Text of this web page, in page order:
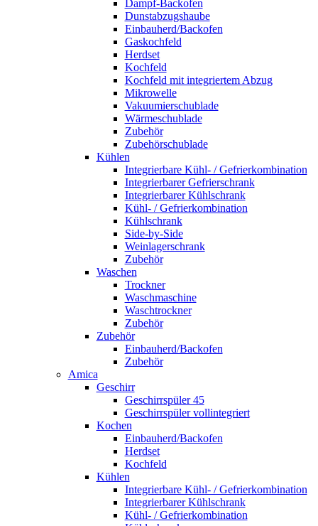
Dampf-Backofen
Dunstabzugshaube
Einbauherd/Backofen
Gaskochfeld
Herdset
Kochfeld
Kochfeld mit integriertem Abzug
Mikrowelle
Vakuumierschublade
Wärmeschublade
Zubehör
Zubehörschublade
Kühlen
Integrierbare Kühl- / Gefrierkombination
Integrierbarer Gefrierschrank
Integrierbarer Kühlschrank
Kühl- / Gefrierkombination
Kühlschrank
Side-by-Side
Weinlagerschrank
Zubehör
Waschen
Trockner
Waschmaschine
Waschtrockner
Zubehör
Zubehör
Einbauherd/Backofen
Zubehör
Amica
Geschirr
Geschirrspüler 45
Geschirrspüler vollintegriert
Kochen
Einbauherd/Backofen
Herdset
Kochfeld
Kühlen
Integrierbare Kühl- / Gefrierkombination
Integrierbarer Kühlschrank
Kühl- / Gefrierkombination